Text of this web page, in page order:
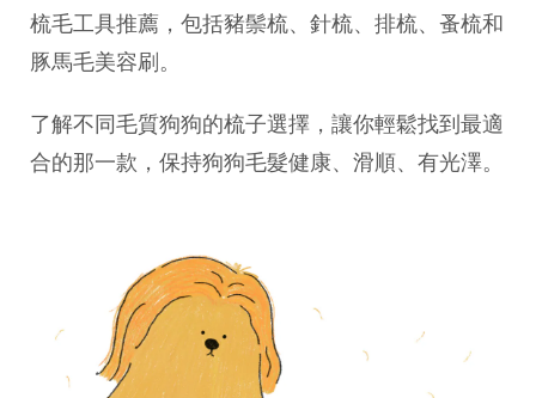
梳毛工具推薦，包括豬鬃梳、針梳、排梳、蚤梳和
豚馬毛美容刷。
了解不同毛質狗狗的梳子選擇，讓你輕鬆找到最適
合的那一款，保持狗狗毛髮健康、滑順、有光澤。